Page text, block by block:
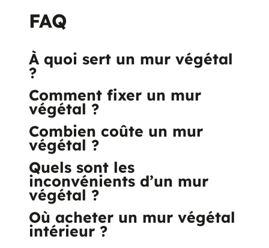
FAQ
À quoi sert un mur végétal
?
Comment fixer un mur
végétal ?
Combien coûte un mur
végétal ?
Quels sont les
inconvénients d’un mur
végétal ?
Où acheter un mur végétal
intérieur ?